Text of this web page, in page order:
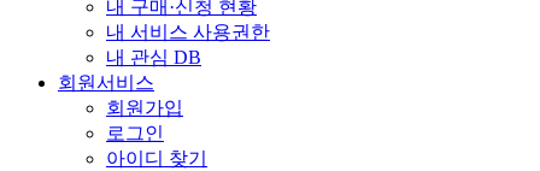
내 구매·신청 현황
내 서비스 사용권한
내 관심 DB
회원서비스
회원가입
로그인
아이디 찾기